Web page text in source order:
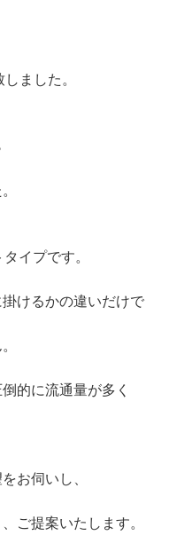
ました。
イプです。
けるかの違いだけで
的に流通量が多く
お伺いし、
ご提案いたします。